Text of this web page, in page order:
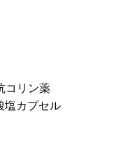
コリン薬
塩カプセル